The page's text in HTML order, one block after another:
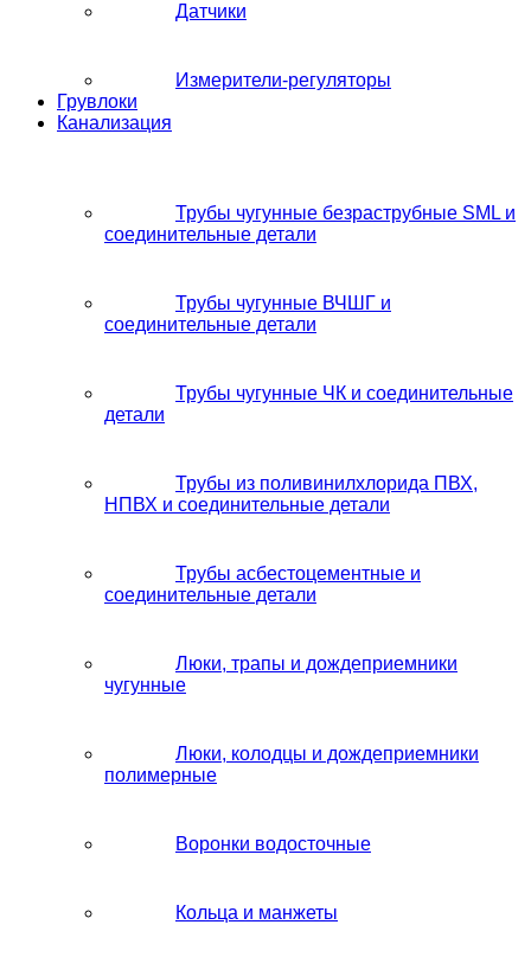
Датчики
Измерители-регуляторы
Грувлоки
Канализация
Трубы чугунные безраструбные SML и
соединительные детали
Трубы чугунные ВЧШГ и
соединительные детали
Трубы чугунные ЧК и соединительные
детали
Трубы из поливинилхлорида ПВХ,
НПВХ и соединительные детали
Трубы асбестоцементные и
соединительные детали
Люки, трапы и дождеприемники
чугунные
Люки, колодцы и дождеприемники
полимерные
Воронки водосточные
Кольца и манжеты